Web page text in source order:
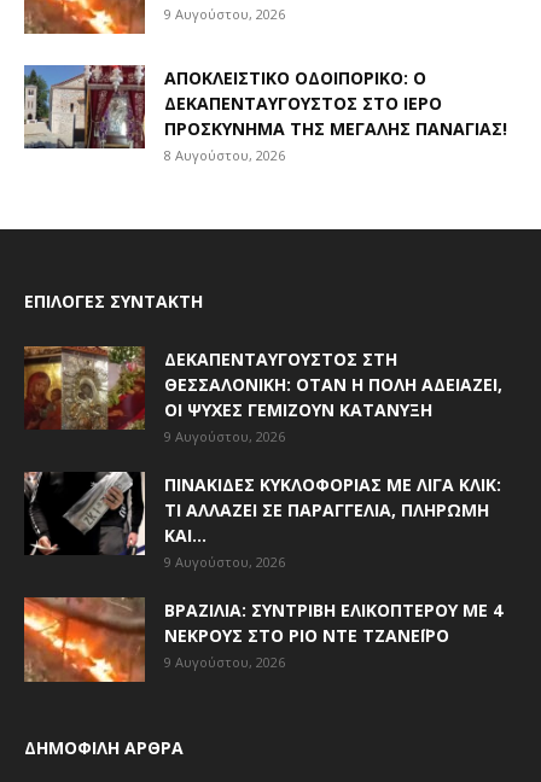
9 Αυγούστου, 2026
ΑΠΟΚΛΕΙΣΤΙΚΟ ΟΔΟΙΠΟΡΙΚΟ: Ο
ΔΕΚΑΠΕΝΤΑΎΓΟΥΣΤΟΣ ΣΤΟ ΙΕΡΌ
ΠΡΟΣΚΎΝΗΜΑ ΤΗΣ ΜΕΓΆΛΗΣ ΠΑΝΑΓΊΑΣ!
8 Αυγούστου, 2026
ΕΠΙΛΟΓΈΣ ΣΥΝΤΆΚΤΗ
ΔΕΚΑΠΕΝΤΑΎΓΟΥΣΤΟΣ ΣΤΗ
ΘΕΣΣΑΛΟΝΊΚΗ: ΌΤΑΝ Η ΠΌΛΗ ΑΔΕΙΆΖΕΙ,
ΟΙ ΨΥΧΈΣ ΓΕΜΊΖΟΥΝ ΚΑΤΆΝΥΞΗ
9 Αυγούστου, 2026
ΠΙΝΑΚΊΔΕΣ ΚΥΚΛΟΦΟΡΊΑΣ ΜΕ ΛΊΓΑ ΚΛΙΚ:
ΤΙ ΑΛΛΆΖΕΙ ΣΕ ΠΑΡΑΓΓΕΛΊΑ, ΠΛΗΡΩΜΉ
ΚΑΙ...
9 Αυγούστου, 2026
ΒΡΑΖΙΛΊΑ: ΣΥΝΤΡΙΒΉ ΕΛΙΚΟΠΤΈΡΟΥ ΜΕ 4
ΝΕΚΡΟΎΣ ΣΤΟ ΡΊΟ ΝΤΕ ΤΖΑΝΈΙΡΟ
9 Αυγούστου, 2026
ΔΗΜΟΦΙΛΗ ΑΡΘΡΑ